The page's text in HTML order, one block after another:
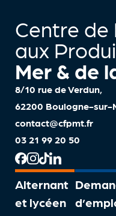
Centre
aux
Mer & de
8/10 rue de Verdun,
62200 Boulogne-sur-
contact@cfpmt.fr
03 21 99 20 50
Alternant
et lycéen